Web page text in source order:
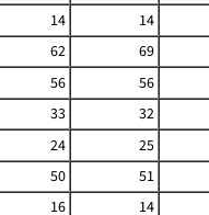
14 14
62 69
56 56
33 32
24 25
50 51
16 14